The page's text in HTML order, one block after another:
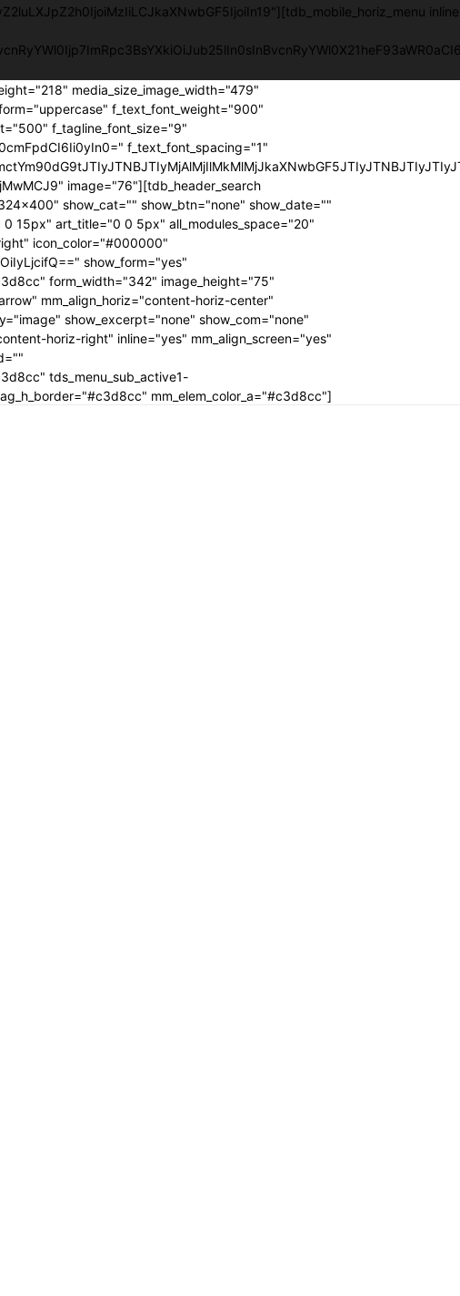
media_size_image_width="479"
f_text_font_weight="900"
f_tagline_font_size="9"
f_text_font_spacing="1"
image="76"][tdb_header_search
show_cat="" show_btn="none" show_date=""
15px" art_title="0 0 5px" all_modules_space="20"
icon_color="#000000"
show_form="yes"
form_width="342" image_height="75"
mm_align_horiz="content-horiz-center"
show_excerpt="none" show_com="none"
horiz-right" inline="yes" mm_align_screen="yes"
tds_menu_sub_active1-
mm_elem_color_a="#c3d8cc"]